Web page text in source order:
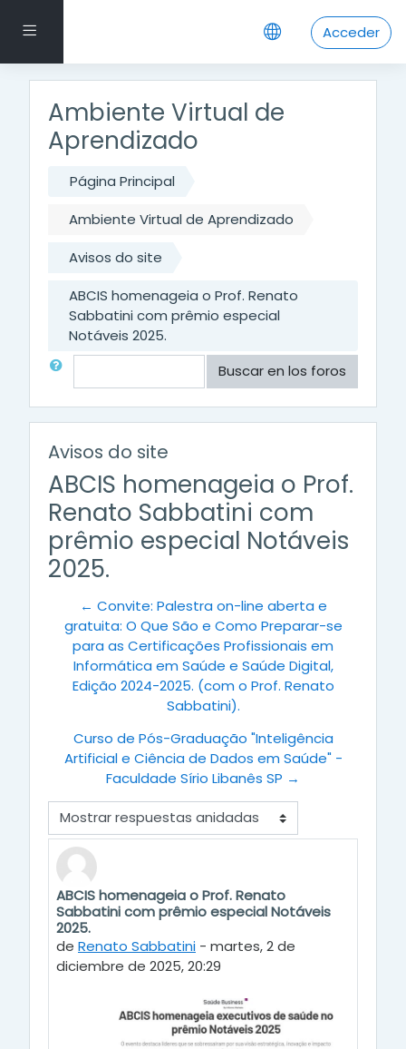
Panel lateral Acceder
Ambiente Virtual de
Aprendizado
Página Principal
Ambiente Virtual de Aprendizado
Avisos do site
ABCIS homenageia o Prof. Renato
Sabbatini com prêmio especial
Notáveis 2025.
Buscar
Buscar en los foros
Avisos do site
ABCIS homenageia o Prof.
Renato Sabbatini com
prêmio especial Notáveis
2025.
← Convite: Palestra on-line aberta e
gratuita: O Que São e Como Preparar-se
para as Certificações Profissionais em
Informática em Saúde e Saúde Digital,
Edição 2024-2025. (com o Prof. Renato
Sabbatini).
Curso de Pós-Graduação "Inteligência
Artificial e Ciência de Dados em Saúde" -
Faculdade Sírio Libanês SP →
Mostrar modo
ABCIS homenageia o Prof. Renato
Sabbatini com prêmio especial Notáveis
2025.
de Renato Sabbatini - martes, 2 de
diciembre de 2025, 20:29
Número de respuestas: 0